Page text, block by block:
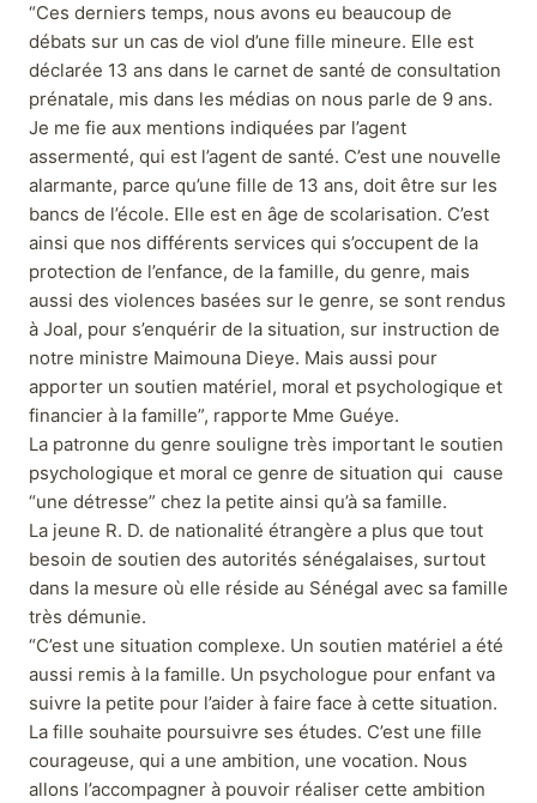
“Ces derniers temps, nous avons eu beaucoup de
débats sur un cas de viol d’une fille mineure. Elle est
déclarée 13 ans dans le carnet de santé de consultation
prénatale, mis dans les médias on nous parle de 9 ans.
Je me fie aux mentions indiquées par l’agent
assermenté, qui est l’agent de santé. C’est une nouvelle
alarmante, parce qu’une fille de 13 ans, doit être sur les
bancs de l’école. Elle est en âge de scolarisation. C’est
ainsi que nos différents services qui s’occupent de la
protection de l’enfance, de la famille, du genre, mais
aussi des violences basées sur le genre, se sont rendus
à Joal, pour s’enquérir de la situation, sur instruction de
notre ministre Maimouna Dieye. Mais aussi pour
apporter un soutien matériel, moral et psychologique et
financier à la famille”, rapporte Mme Guéye.
La patronne du genre souligne très important le soutien
psychologique et moral ce genre de situation qui cause
“une détresse” chez la petite ainsi qu’à sa famille.
La jeune R. D. de nationalité étrangère a plus que tout
besoin de soutien des autorités sénégalaises, surtout
dans la mesure où elle réside au Sénégal avec sa famille
très démunie.
“C’est une situation complexe. Un soutien matériel a été
aussi remis à la famille. Un psychologue pour enfant va
suivre la petite pour l’aider à faire face à cette situation.
La fille souhaite poursuivre ses études. C’est une fille
courageuse, qui a une ambition, une vocation. Nous
allons l’accompagner à pouvoir réaliser cette ambition